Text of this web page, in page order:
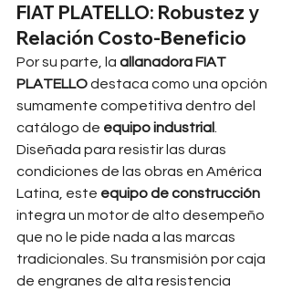
FIAT PLATELLO: Robustez y
Relación Costo-Beneficio
Por su parte, la allanadora FIAT
PLATELLO destaca como una opción
sumamente competitiva dentro del
catálogo de equipo industrial
Diseñada para resistir las duras
condiciones de las obras en América
Latina, este equipo de construcción
integra un motor de alto desempeño
que no le pide nada a las marcas
tradicionales. Su transmisión por caja
de engranes de alta resistencia